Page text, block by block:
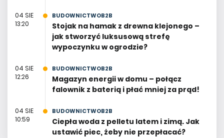
04 SIE
13:20
BUDOWNICTWOB2B
Stojak na hamak z drewna klejonego –
jak stworzyć luksusową strefę
wypoczynku w ogrodzie?
04 SIE
12:26
BUDOWNICTWOB2B
Magazyn energii w domu – połącz
falownik z baterią i płać mniej za prąd!
04 SIE
10:59
BUDOWNICTWOB2B
Ciepła woda z pelletu latem i zimą. Jak
ustawić piec, żeby nie przepłacać?